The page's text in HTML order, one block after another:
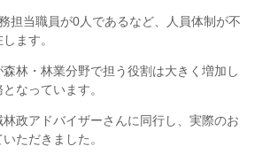
担当職員が0人であるなど、人員体制が不
ます。
林・林業分野で担う役割は大きく増加し
なっています。
政アドバイザーさんに同行し、実際のお
ただきました。